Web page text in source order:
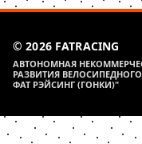
© 2026 FATRACING
АВТОНОМНАЯ
РАЗВИТИЯ
ФАТ РЭЙСИНГ (ГОНКИ)"